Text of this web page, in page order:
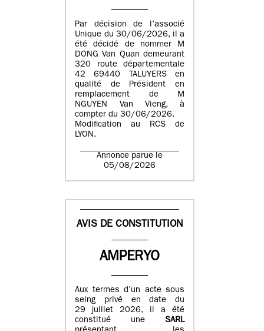
Par décision de l’associé
Unique du 30/06/2026, il a
été décidé de nommer M
DONG Van Quan demeurant
320 route départementale
42 69440 TALUYERS en
qualité de Président en
remplacement de M
NGUYEN Van Vieng, à
compter du 30/06/2026.
Modification au RCS de
LYON.
Annonce parue le
05/08/2026
AVIS DE CONSTITUTION
AMPERYO
Aux termes d’un acte sous
seing privé en date du
29 juillet 2026, il a été
constitué une SARL